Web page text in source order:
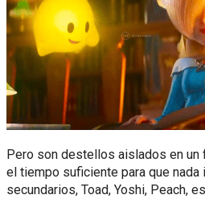
Pero son destellos aislados en un
el tiempo suficiente para que
secundarios, Toad, Yoshi, Peach,